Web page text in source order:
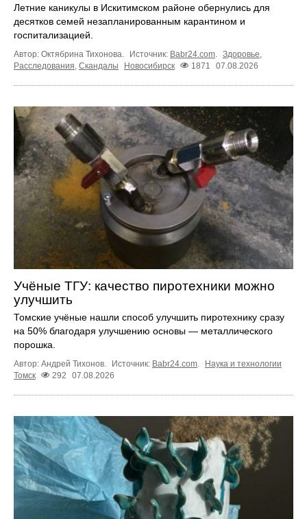
Летние каникулы в Искитимском районе обернулись для
десятков семей незапланированным карантином и
госпитализацией.
Автор: Октябрина Тихонова. Источник: Babr24.com. Здоровье,
Расследования, Скандалы Новосибирск 1871 07.08.2026
Учёные ТГУ: качество пиротехники можно
улучшить
Томские учёные нашли способ улучшить пиротехнику сразу
на 50% благодаря улучшению основы — металлического
порошка.
Автор: Андрей Тихонов. Источник: Babr24.com.
Наука и технологии
Томск
292 07.08.2026